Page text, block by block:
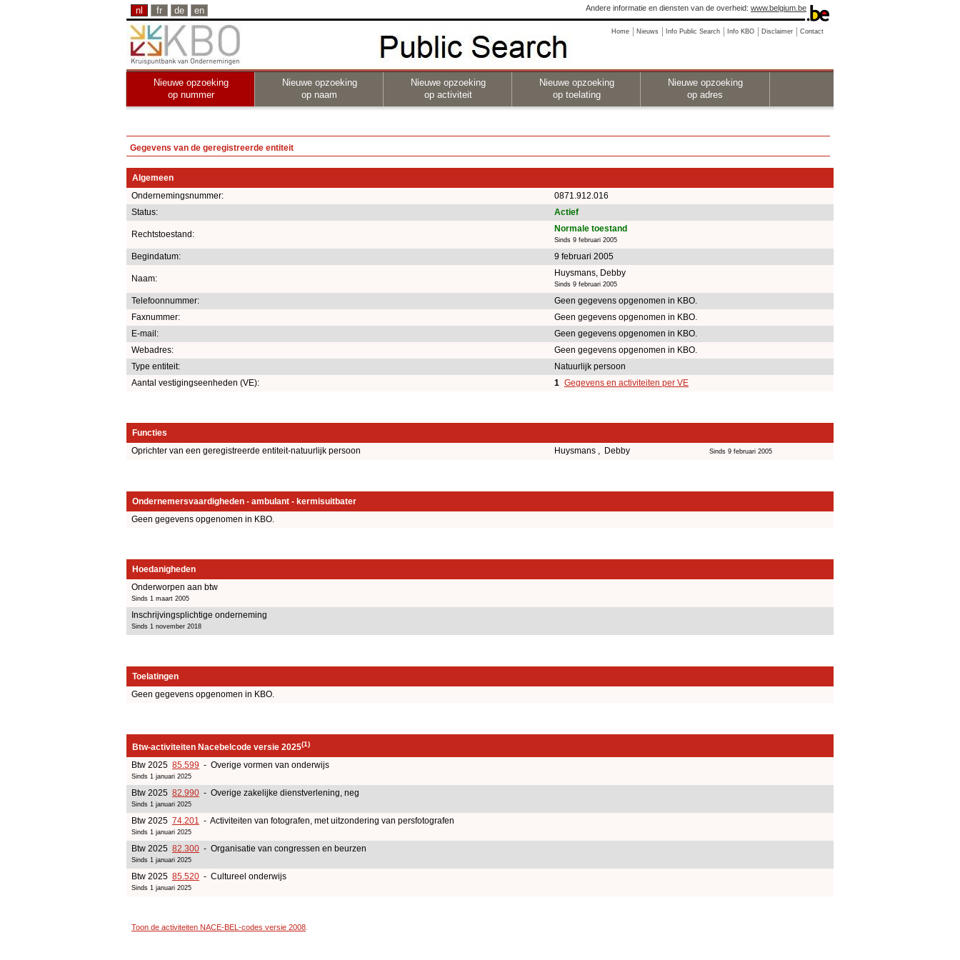
nl fr de en Andere informatie en diensten van de overheid: www.belgium.be
Home Nieuws Info Public Search Info KBO Disclaimer Contact
Nieuwe opzoeking
op nummer
Nieuwe opzoeking
op naam
Nieuwe opzoeking
op activiteit
Nieuwe opzoeking
op toelating
Nieuwe opzoeking
op adres
Gegevens van de geregistreerde entiteit
Algemeen
Ondernemingsnummer:
0871.912.016
Status:
Actief
Rechtstoestand:
Normale toestand
Sinds 9 februari 2005
Begindatum: 9 februari 2005
Naam:
Huysmans, Debby
Sinds 9 februari 2005
Telefoonnummer:
Geen gegevens opgenomen in KBO.
Faxnummer:
Geen gegevens opgenomen in KBO.
E-mail:
Geen gegevens opgenomen in KBO.
Webadres:
Geen gegevens opgenomen in KBO.
Type entiteit:
Natuurlijk persoon
Aantal vestigingseenheden (VE):
1 Gegevens en activiteiten per VE
Functies
Oprichter van een geregistreerde entiteit-natuurlijk persoon
Huysmans , Debby Sinds 9 februari 2005
Ondernemersvaardigheden - ambulant - kermisuitbater
Geen gegevens opgenomen in KBO.
Hoedanigheden
Onderworpen aan btw
Sinds 1 maart 2005
Inschrijvingsplichtige onderneming
Sinds 1 november 2018
Toelatingen
Geen gegevens opgenomen in KBO.
Btw-activiteiten Nacebelcode versie 2025(1)
Btw 2025 85.599 - Overige vormen van onderwijs
Sinds 1 januari 2025
Btw 2025 82.990 - Overige zakelijke dienstverlening, neg
Sinds 1 januari 2025
Btw 2025 74.201 - Activiteiten van fotografen, met uitzondering van persfotografen
Sinds 1 januari 2025
Btw 2025 82.300 - Organisatie van congressen en beurzen
Sinds 1 januari 2025
Btw 2025 85.520 - Cultureel onderwijs
Sinds 1 januari 2025
Toon de activiteiten NACE-BEL-codes versie 2008